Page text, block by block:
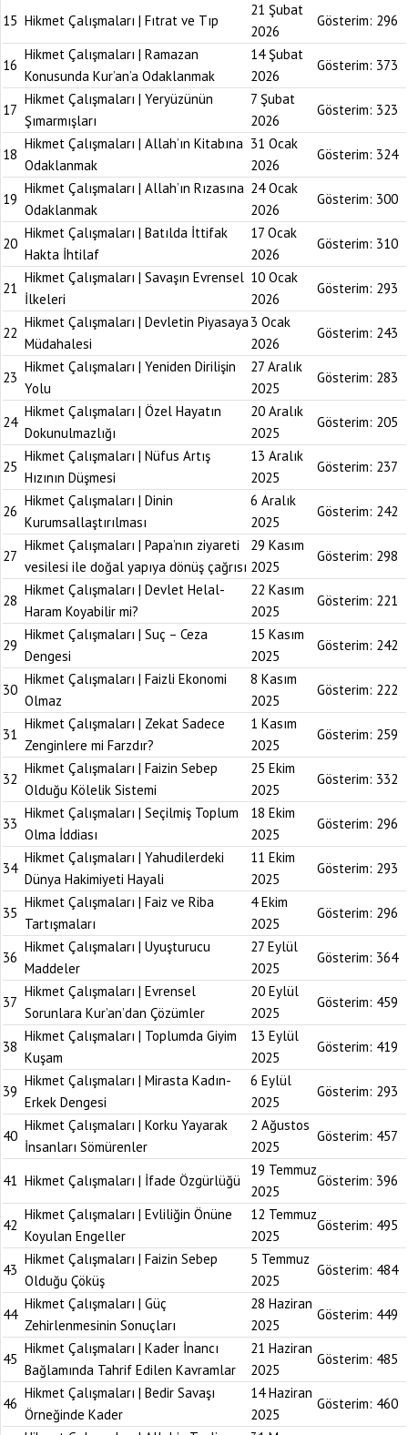
15 Hikmet Çalışmaları | Fıtrat ve Tıp
21 Şubat
2026
Gösterim: 296
16
Hikmet Çalışmaları | Ramazan
Konusunda Kur’an’a Odaklanmak
14 Şubat
2026
Gösterim: 373
17
Hikmet Çalışmaları | Yeryüzünün
Şımarmışları
7 Şubat
2026
Gösterim: 323
18
Hikmet Çalışmaları | Allah’ın Kitabına
Odaklanmak
31 Ocak
2026
Gösterim: 324
19
Hikmet Çalışmaları | Allah’ın Rızasına
Odaklanmak
24 Ocak
2026
Gösterim: 300
20
Hikmet Çalışmaları | Batılda İttifak
Hakta İhtilaf
17 Ocak
2026
Gösterim: 310
21
Hikmet Çalışmaları | Savaşın Evrensel
İlkeleri
10 Ocak
2026
Gösterim: 293
22
Hikmet Çalışmaları | Devletin Piyasaya
Müdahalesi
3 Ocak
2026
Gösterim: 243
23
Hikmet Çalışmaları | Yeniden Dirilişin
Yolu
27 Aralık
2025
Gösterim: 283
24
Hikmet Çalışmaları | Özel Hayatın
Dokunulmazlığı
20 Aralık
2025
Gösterim: 205
25
Hikmet Çalışmaları | Nüfus Artış
Hızının Düşmesi
13 Aralık
2025
Gösterim: 237
26
Hikmet Çalışmaları | Dinin
Kurumsallaştırılması
6 Aralık
2025
Gösterim: 242
27
Hikmet Çalışmaları | Papa’nın ziyareti
vesilesi ile doğal yapıya dönüş çağrısı
29 Kasım
2025
Gösterim: 298
28
Hikmet Çalışmaları | Devlet Helal-
Haram Koyabilir mi?
22 Kasım
2025
Gösterim: 221
29
Hikmet Çalışmaları | Suç – Ceza
Dengesi
15 Kasım
2025
Gösterim: 242
30
Hikmet Çalışmaları | Faizli Ekonomi
Olmaz
8 Kasım
2025
Gösterim: 222
31
Hikmet Çalışmaları | Zekat Sadece
Zenginlere mi Farzdır?
1 Kasım
2025
Gösterim: 259
32
Hikmet Çalışmaları | Faizin Sebep
Olduğu Kölelik Sistemi
25 Ekim
2025
Gösterim: 332
33
Hikmet Çalışmaları | Seçilmiş Toplum
Olma İddiası
18 Ekim
2025
Gösterim: 296
34
Hikmet Çalışmaları | Yahudilerdeki
Dünya Hakimiyeti Hayali
11 Ekim
2025
Gösterim: 293
35
Hikmet Çalışmaları | Faiz ve Riba
Tartışmaları
4 Ekim
2025
Gösterim: 296
36
Hikmet Çalışmaları | Uyuşturucu
Maddeler
27 Eylül
2025
Gösterim: 364
37
Hikmet Çalışmaları | Evrensel
Sorunlara Kur’an’dan Çözümler
20 Eylül
2025
Gösterim: 459
38
Hikmet Çalışmaları | Toplumda Giyim
Kuşam
13 Eylül
2025
Gösterim: 419
39
Hikmet Çalışmaları | Mirasta Kadın-
Erkek Dengesi
6 Eylül
2025
Gösterim: 293
40
Hikmet Çalışmaları | Korku Yayarak
İnsanları Sömürenler
2 Ağustos
2025
Gösterim: 457
41 Hikmet Çalışmaları | İfade Özgürlüğü
19 Temmuz
2025
Gösterim: 396
42
Hikmet Çalışmaları | Evliliğin Önüne
Koyulan Engeller
12 Temmuz
2025
Gösterim: 495
43
Hikmet Çalışmaları | Faizin Sebep
Olduğu Çöküş
5 Temmuz
2025
Gösterim: 484
44
Hikmet Çalışmaları | Güç
Zehirlenmesinin Sonuçları
28 Haziran
2025
Gösterim: 449
45
Hikmet Çalışmaları | Kader İnancı
Bağlamında Tahrif Edilen Kavramlar
21 Haziran
2025
Gösterim: 485
46
Hikmet Çalışmaları | Bedir Savaşı
Örneğinde Kader
14 Haziran
2025
Gösterim: 460